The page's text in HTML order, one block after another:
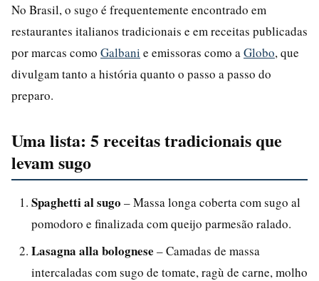
No Brasil, o sugo é frequentemente encontrado em
restaurantes italianos tradicionais e em receitas publicadas
por marcas como Galbani e emissoras como a Globo, que
divulgam tanto a história quanto o passo a passo do
preparo.
Uma lista: 5 receitas tradicionais que
levam sugo
Spaghetti al sugo – Massa longa coberta com sugo al
pomodoro e finalizada com queijo parmesão ralado.
Lasagna alla bolognese – Camadas de massa
intercaladas com sugo de tomate, ragù de carne, molho